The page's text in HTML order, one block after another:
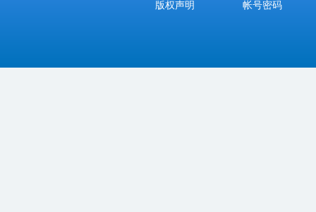
版权声明
帐号密码